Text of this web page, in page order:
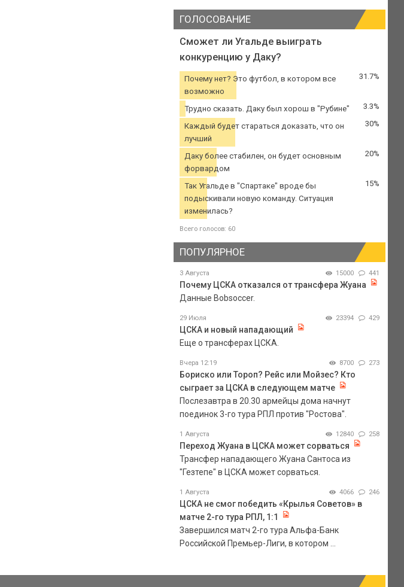
ГОЛОСОВАНИЕ
Сможет ли Угальде выиграть
конкуренцию у Даку?
Почему нет? Это футбол, в котором все
возможно
31.7%
Трудно сказать. Даку был хорош в "Рубине" 3.3%
Каждый будет стараться доказать, что он
лучший
30%
Даку более стабилен, он будет основным
форвардом
20%
Так Угальде в "Спартаке" вроде бы
подыскивали новую команду. Ситуация
изменилась?
15%
Всего голосов: 60
ПОПУЛЯРНОЕ
3 Августа 15000 441
Почему ЦСКА отказался от трансфера Жуана
Данные Bobsoccer.
29 Июля 23394 429
ЦСКА и новый нападающий
Еще о трансферах ЦСКА.
Вчера 12:19 8700 273
Бориско или Тороп? Рейс или Мойзес? Кто
сыграет за ЦСКА в следующем матче
Послезавтра в 20.30 армейцы дома начнут
поединок 3-го тура РПЛ против "Ростова".
1 Августа 12840 258
Переход Жуана в ЦСКА может сорваться
Трансфер нападающего Жуана Сантоса из
"Гезтепе" в ЦСКА может сорваться.
1 Августа 4066 246
ЦСКА не смог победить «Крылья Советов» в
матче 2-го тура РПЛ, 1:1
Завершился матч 2-го тура Альфа-Банк
Российской Премьер-Лиги, в котором ...